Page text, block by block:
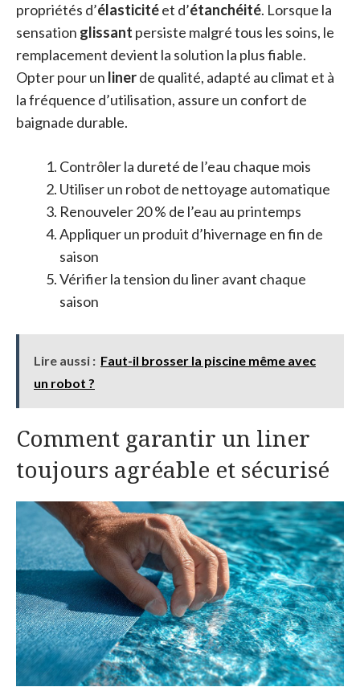
propriétés d’élasticitéet d’étanchéité. Lorsque la
sensation glissant persiste malgré tous les soins, le
remplacement devient la solution la plus fiable.
Opter pour un linerde qualité, adapté au climat et à
la fréquence d’utilisation, assure un confort de
baignade durable.
Contrôler la dureté de l’eau chaque mois
Utiliser un robot de nettoyage automatique
Renouveler 20 % de l’eau au printemps
Appliquer un produit d’hivernage en fin de
saison
Vérifier la tension du liner avant chaque
saison
Lire aussi : Faut-il brosser la piscine même avec
un robot ?
Comment garantir un liner
toujours agréable et sécurisé